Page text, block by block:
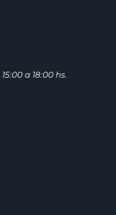
15:00 a 18:00 hs.